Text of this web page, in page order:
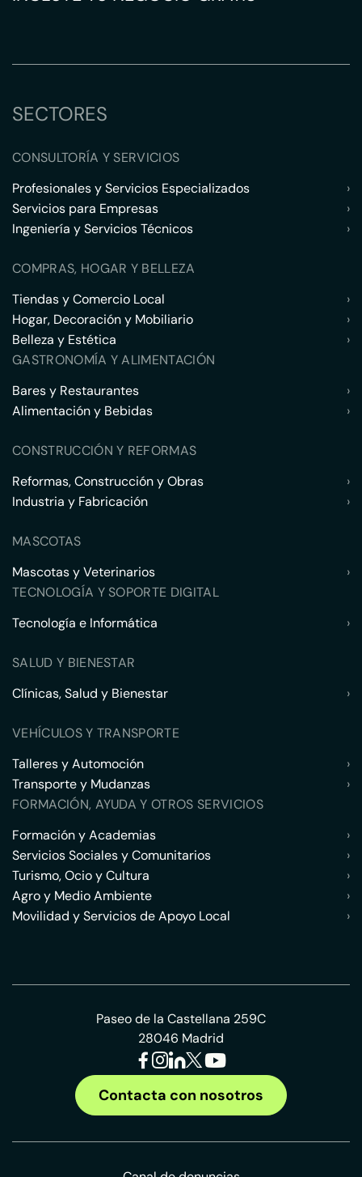
SECTORES
CONSULTORÍA Y SERVICIOS
Profesionales y Servicios Especializados
›
Servicios para Empresas
›
Ingeniería y Servicios Técnicos
›
COMPRAS, HOGAR Y BELLEZA
Tiendas y Comercio Local
›
Hogar, Decoración y Mobiliario
›
Belleza y Estética
›
GASTRONOMÍA Y ALIMENTACIÓN
Bares y Restaurantes
›
Alimentación y Bebidas
›
CONSTRUCCIÓN Y REFORMAS
Reformas, Construcción y Obras
›
Industria y Fabricación
›
MASCOTAS
Mascotas y Veterinarios
›
TECNOLOGÍA Y SOPORTE DIGITAL
Tecnología e Informática
›
SALUD Y BIENESTAR
Clínicas, Salud y Bienestar
›
VEHÍCULOS Y TRANSPORTE
Talleres y Automoción
›
Transporte y Mudanzas
›
FORMACIÓN, AYUDA Y OTROS SERVICIOS
Formación y Academias
›
Servicios Sociales y Comunitarios
›
Turismo, Ocio y Cultura
›
Agro y Medio Ambiente
›
Movilidad y Servicios de Apoyo Local
›
Paseo de la Castellana 259C
28046 Madrid
Contacta con nosotros